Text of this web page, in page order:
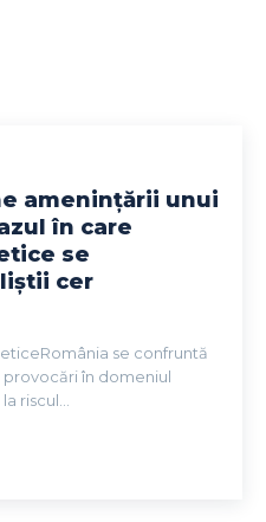
amenințării unui
în care
se
cer
se confruntă
în domeniul
riscul...